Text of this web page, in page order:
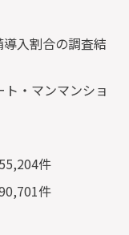
導入割合の調査結
・マンマンショ
件
件